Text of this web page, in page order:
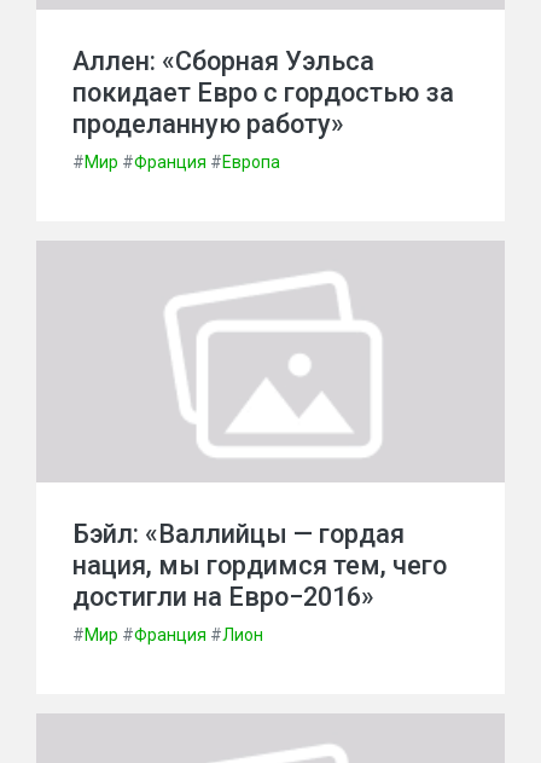
Аллен: «Сборная Уэльса
покидает Евро с гордостью за
проделанную работу»
#Мир #Франция #Европа
Бэйл: «Валлийцы — гордая
нация, мы гордимся тем, чего
достигли на Евро−2016»
#Мир #Франция #Лион